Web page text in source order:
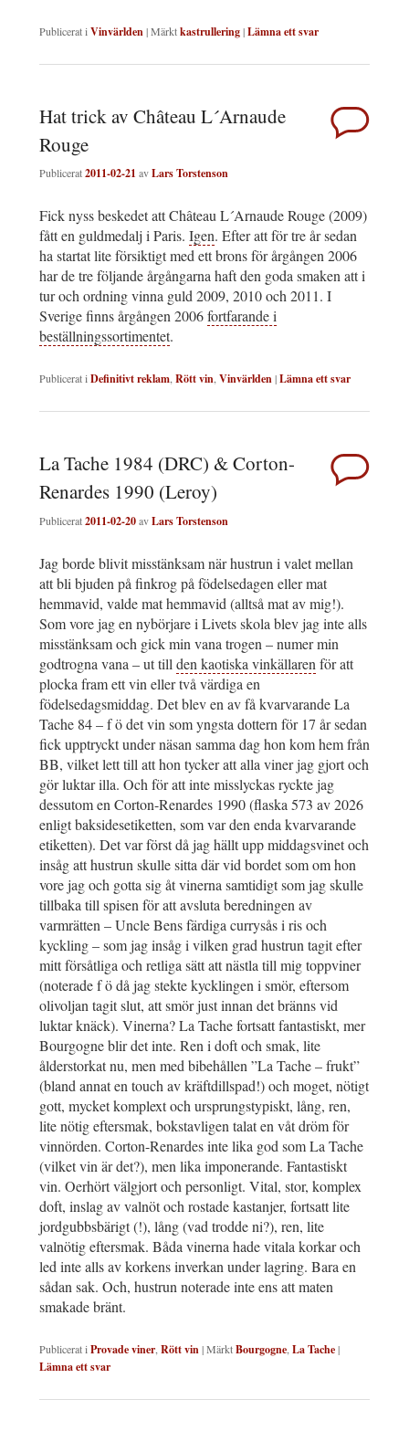
Publicerat i Vinvärlden|Märktkastrullering|Lämna ett svar
Hat trick av Château L´Arnaude
Rouge
Publicerat2011-02-21 avLars Torstenson
Fick nyss beskedet att Château L´Arnaude Rouge (2009)
fått en guldmedalj i Paris. Igen. Efter att för tre år sedan
ha startat lite försiktigt med ett brons för årgången 2006
har de tre följande årgångarna haft den goda smaken att i
tur och ordning vinna guld 2009, 2010 och 2011. I
Sverige finns årgången 2006fortfarande i
beställningssortimentet.
Publicerat iDefinitivt reklam,Rött vin,Vinvärlden|Lämna ett svar
La Tache 1984 (DRC) & Corton-
Renardes 1990 (Leroy)
Publicerat2011-02-20avLars Torstenson
Jag borde blivit misstänksam när hustrun i valet mellan
att bli bjuden på finkrog på födelsedagen eller mat
hemmavid, valde mat hemmavid (alltså mat av mig!).
Som vore jag en nybörjare i Livets skola blev jag inte alls
misstänksam och gick min vana trogen – numer min
godtrogna vana – ut till den kaotiska vinkällaren för att
plocka fram ett vin eller två värdiga en
födelsedagsmiddag. Det blev en av få kvarvarande La
Tache 84 – f ö det vin som yngsta dottern för 17 år sedan
fick upptryckt under näsan samma dag hon kom hem från
BB, vilket lett till att hon tycker att alla viner jag gjort och
gör luktar illa. Och för att inte misslyckas ryckte jag
dessutom en Corton-Renardes 1990 (flaska 573 av 2026
enligt baksidesetiketten, som var den enda kvarvarande
etiketten). Det var först då jag hällt upp middagsvinet och
insåg att hustrun skulle sitta där vid bordet som om hon
vore jag och gotta sig åt vinerna samtidigt som jag skulle
tillbaka till spisen för att avsluta beredningen av
varmrätten – Uncle Bens färdiga currysås i ris och
kyckling – som jag insåg i vilken grad hustrun tagit efter
mitt försåtliga och retliga sätt att nästla till mig toppviner
(noterade f ö då jag stekte kycklingen i smör, eftersom
olivoljan tagit slut, att smör just innan det bränns vid
luktar knäck). Vinerna? La Tache fortsatt fantastiskt, mer
Bourgogne blir det inte. Ren i doft och smak, lite
ålderstorkat nu, men med bibehållen ”La Tache – frukt”
(bland annat en touch av kräftdillspad!) och moget, nötigt
gott, mycket komplext och ursprungstypiskt, lång, ren,
lite nötig eftersmak, bokstavligen talat en våt dröm för
vinnörden. Corton-Renardes inte lika god som La Tache
(vilket vin är det?), men lika imponerande. Fantastiskt
vin. Oerhört välgjort och personligt. Vital, stor, komplex
doft, inslag av valnöt och rostade kastanjer, fortsatt lite
jordgubbsbärigt (!), lång (vad trodde ni?), ren, lite
valnötig eftersmak. Båda vinerna hade vitala korkar och
led inte alls av korkens inverkan under lagring. Bara en
sådan sak. Och, hustrun noterade inte ens att maten
smakade bränt.
Publicerat i Provade viner Rött vin|MärktBourgogne La Tache|
Lämna ett svar